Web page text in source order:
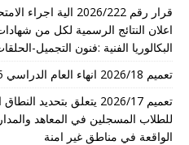
قرار رقم 2026/222
اعلان النتائج الرسمية لكل من
البكالوريا الفنية :فنون التجميل-
تعميم 2026/18 انهاء العام الدراسي 2026/2025
تعميم 2026/17 يتعلق
للطلاب المسجلين في المعاهد
الواقعة في مناطق غير امنة